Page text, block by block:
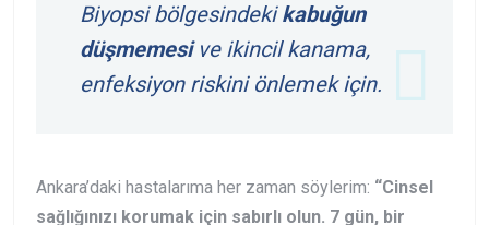
Biyopsi bölgesindekikabuğun
düşmemesive ikincil kanama,
enfeksiyon riskini önlemek için.
Ankara’daki hastalarıma her zaman söylerim: “Cinsel
sağlığınızı korumak için sabırlı olun. 7 gün, bir